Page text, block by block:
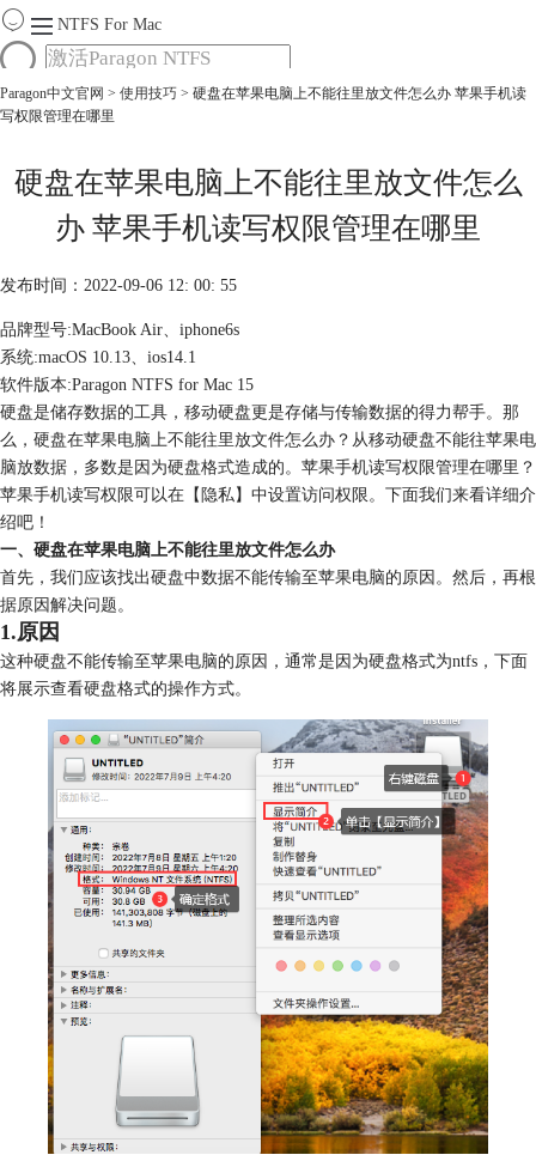
NTFS For Mac
首页
功能
Mac软件大全
下载
Paragon中文官网 > 使用技巧 > 硬盘在苹果电脑上不能往里放文件怎么办 苹果手机读
写权限管理在哪里
硬盘在苹果电脑上不能往里放文件怎么
办 苹果手机读写权限管理在哪里
发布时间：2022-09-06 12: 00: 55
品牌型号:MacBook Air、iphone6s
系统:macOS 10.13、ios14.1
软件版本:Paragon NTFS for Mac 15
硬盘是储存数据的工具，移动硬盘更是存储与传输数据的得力帮手。那
么，硬盘在苹果电脑上不能往里放文件怎么办？从移动硬盘不能往苹果电
脑放数据，多数是因为硬盘格式造成的。苹果手机读写权限管理在哪里？
苹果手机读写权限可以在【隐私】中设置访问权限。下面我们来看详细介
绍吧！
一、硬盘在苹果电脑上不能往里放文件怎么办
首先，我们应该找出硬盘中数据不能传输至苹果电脑的原因。然后，再根
据原因解决问题。
1.原因
这种硬盘不能传输至苹果电脑的原因，通常是因为硬盘格式为ntfs，下面
将展示查看硬盘格式的操作方式。